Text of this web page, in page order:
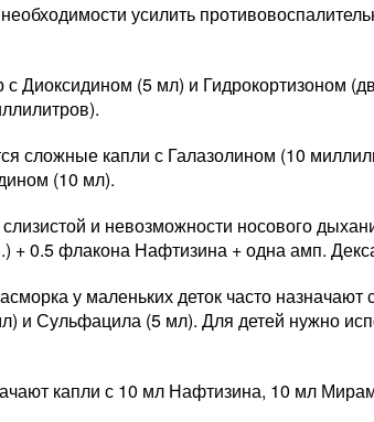
усилить
с Диоксидином (5 мл) и Гидрокортизоном
сложные капли с Галазолином (10
(10 мл).
и невозможности носового
+ 0.5 флакона Нафтизина + одна амп.
у маленьких деток часто
и Сульфацила (5 мл). Для детей нужно
капли с 10 мл Нафтизина, 10 мл